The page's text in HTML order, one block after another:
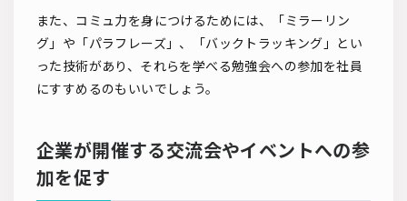
また、コミュ力を身につけるためには、「ミラーリン
グ」や「パラフレーズ」、「バックトラッキング」とい
った技術があり、それらを学べる勉強会への参加を社員
にすすめるのもいいでしょう。
企業が開催する交流会やイベントへの参
加を促す